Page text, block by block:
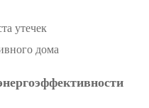
утечек
дома